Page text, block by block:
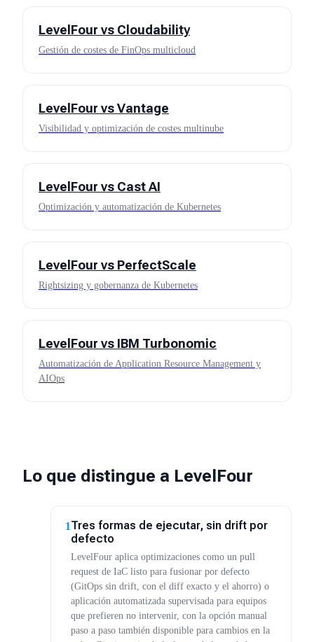
LevelFour vs Cloudability
Gestión de costes de FinOps multicloud
LevelFour vsVantage
Visibilidad y optimización de costes multinube
LevelFour vs Cast AI
Optimización y automatización de Kubernetes
LevelFour vs PerfectScale
Rightsizing y gobernanza de Kubernetes
LevelFour vs IBM Turbonomic
Automatización de Application Resource Management y
AIOps
Lo que distingue a LevelFour
1Tres formas de ejecutar, sin drift por
defecto
LevelFour aplica optimizaciones como un pull
request de IaC listo para fusionar por defecto
(GitOps sin drift, con el diff exacto y el ahorro) o
aplicación automatizada supervisada para equipos
que prefieren no intervenir, con la opción manual
paso a paso también disponible para cambios en la